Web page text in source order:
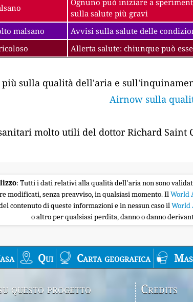
Ognuno può iniziare a
sulla salute più gravi
malsano
Avvisi sulla salute delle
Allerta salute: chiunque può
più sulla qualità dell'aria e
Airnow sulla
molto utili del dottor Richard Saint
: Tutti i dati relativi alla qualità dell'aria non sono
modificati, senza preavviso, in qualsiasi momento. IlWorld
contenuto di queste informazioni e in nessun caso ilWorld
o altro per qualsiasi perdita, danno o danno
Qui Carta geografica
questo progetto Credits